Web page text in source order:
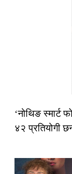
‘नोथिङ स्मार्ट
४२ प्रतियोगी